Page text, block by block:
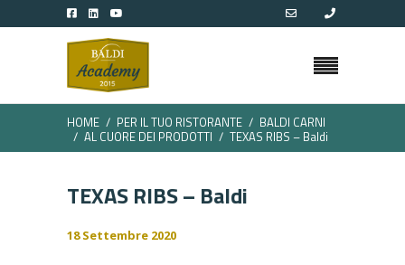
HOME PER IL TUO RISTORANTE
BALDI CARNI
AL CUORE DEI PRODOTTI
TEXAS RIBS – Baldi
TEXAS RIBS – Baldi
18 Settembre 2020